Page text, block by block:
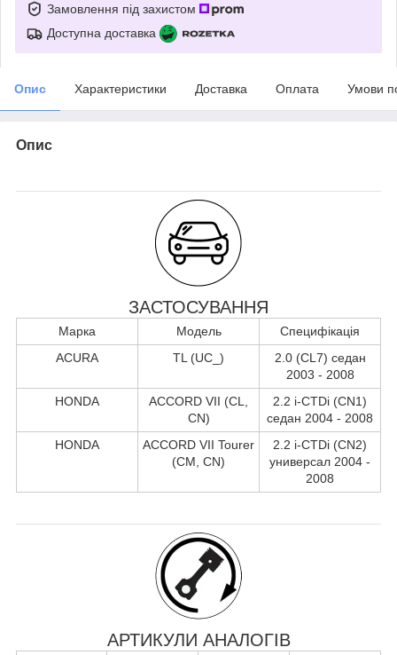
Замовлення під захистом
Доступна доставка
Опис Характеристики Доставка Оплата Умови
Опис
ЗАСТОСУВАННЯ
Марка Модель
Специфікація
ACURA
TL (UC_)
2.0 (CL7) седан
2003 - 2008
HONDA
ACCORD VII (CL,
CN)
2.2 i-CTDi (CN1)
седан 2004 - 2008
HONDA
ACCORD VII Tourer
(CM, CN)
2.2 i-CTDi (CN2)
универсал 2004 -
2008
АРТИКУЛИ АНАЛОГІВ